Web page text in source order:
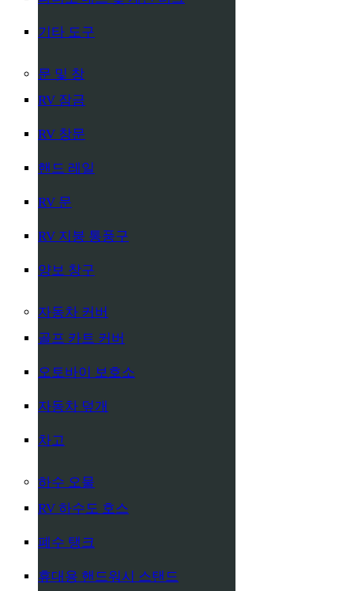
기타 도구
문 및 창
RV 잠금
RV 창문
핸드 레일
RV 문
RV 지붕 통풍구
양보 창구
자동차 커버
골프 카트 커버
오토바이 보호소
자동차 덮개
차고
하수 오물
RV 하수도 호스
폐수 탱크
휴대용 핸드워시 스탠드